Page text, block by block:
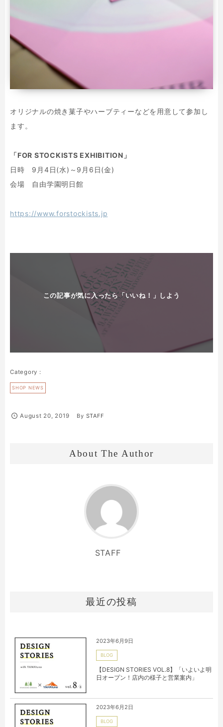
オリジナルの焼き菓子やハーブティーなどを用意して参加し
ます。
「FOR STOCKISTS EXHIBITION」
日時 9月4日(水)～9月6日(金)
会場 自由学園明日館
https://www.forstockists.jp
この記事が気に入ったら「いいね！」しよう
SHOP NEWS
August 20, 2019 By STAFF
About The Author
STAFF
最近の投稿
2023年6月9日
BLOG
【DESIGN STORIES VOL.8】「いよいよ明
日オープン！店内の様子と営業案内」
2023年6月2日
BLOG